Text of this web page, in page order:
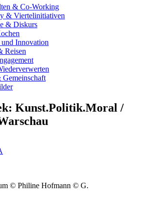
& Co-Working
& Viertelinitiativen
& Diskurs
Innovation
Reisen
Gemeinschaft
Kunst.Politik.Moral /
© Philine Hofmann © G.